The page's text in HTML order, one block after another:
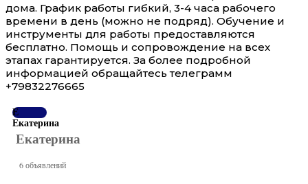
дома. График работы гибкий, 3-4 часа рабочего
времени в день (можно не подряд). Обучение и
инструменты для работы предоставляются
бесплатно. Помощь и сопровождение на всех
этапах гарантируется. За более подробной
информацией обращайтесь телеграмм
+79832276665
Е
Екатерина
Екатерина
6 объявлений